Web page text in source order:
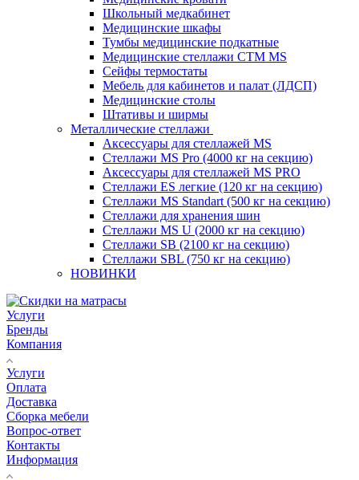
Школьный медкабинет
Медицинские шкафы
Тумбы медицинские подкатные
Медицинские стеллажи CTM MS
Сейфы термостаты
Мебель для кабинетов и палат (ЛДСП)
Медицинские столы
Штативы и ширмы
Металлические стеллажи
Аксессуары для стеллажей MS
Стеллажи MS Pro (4000 кг на секцию)
Аксессуары для стеллажей MS PRO
Стеллажи ES легкие (120 кг на секцию)
Стеллажи MS Standart (500 кг на секцию)
Стеллажи для хранения шин
Стеллажи MS U (2000 кг на секцию)
Стеллажи SB (2100 кг на секцию)
Стеллажи SBL (750 кг на секцию)
НОВИНКИ
Услуги
Бренды
Компания
Услуги
Оплата
Доставка
Сборка мебели
Вопрос-ответ
Контакты
Информация